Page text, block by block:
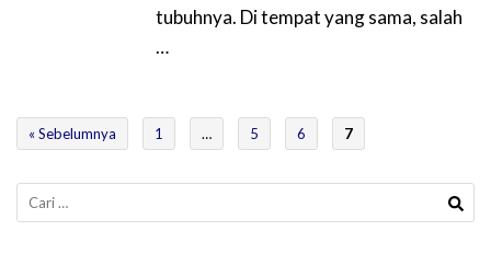
tubuhnya. Di tempat yang sama, salah
…
« Sebelumnya 1 … 5 6 7
Cari
untuk: